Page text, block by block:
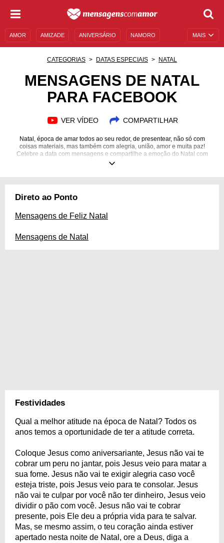
MAIS
AMOR AMIZADE ANIVERSÁRIO NAMORO
MENSAGENS E FRASES MENSAGENS DE ANIVERSÁRIO
CATEGORIAS DATAS ESPECIAIS NATAL
MENSAGENS DE NATAL
PARA FACEBOOK
VER VÍDEO COMPARTILHAR
Natal, época de amar todos ao seu redor, de presentear, não só com
coisas materiais, mas também com alegria, união, amor e muita paz!
Celebre a data com mensagens e compartilhe a emoção do Natal com
todos os seus amigos do Facebook.
Direto ao Ponto
Mensagens de Feliz Natal
Mensagens de Natal
Festividades
Qual a melhor atitude na época de Natal? Todos os
anos temos a oportunidade de ter a atitude correta.
Coloque Jesus como aniversariante, Jesus não vai te
cobrar um peru no jantar, pois Jesus veio para matar a
sua fome. Jesus não vai te exigir alegria caso você
esteja triste, pois Jesus veio para te consolar. Jesus
não vai te culpar por você não ter dinheiro, Jesus veio
dividir o pão com você. Jesus não vai te cobrar
presente, pois Ele deu a própria vida para te salvar.
Mas, se mesmo assim, o teu coração ainda estiver
apertado nesta noite de Natal, ore a Deus, diga a